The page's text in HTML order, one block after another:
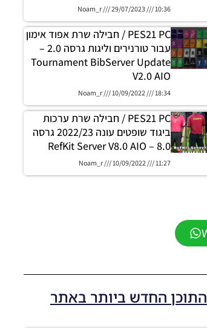
Noam_r 29/07/2023 10:36
PES21 PC / חבילה שרת אפוד אימון
עבור טורנירים וליגות גרסה 2.0 –
Tournament BibServer Update
V2.0 AIO
Noam_r 10/09/2022 18:34
PES21 PC / חבילה שרת ערכות
ביגוד שופטים עונה 2022/23 גרסה
8.0 – RefKit Server V8.0 AIO
Noam_r 10/09/2022 11:27
התוכן החדש ביותר באתר